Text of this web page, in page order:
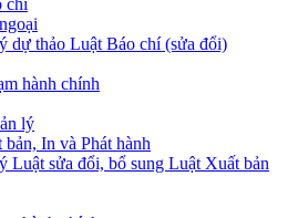
chí
dự thảo Luật Báo chí (sửa đổi)
hành chính
lý
In và Phát hành
Luật sửa đổi, bổ sung Luật Xuất bản